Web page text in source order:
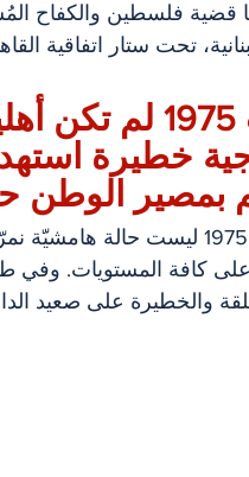
قضية فلسطين والكفاح
تحت ستار
حرب 1975 لم
خطيرة
بمصير الوطن
حرب العام 1975 ليست حالة
كافة المستويات. وفي
والخطيرة على صعيد